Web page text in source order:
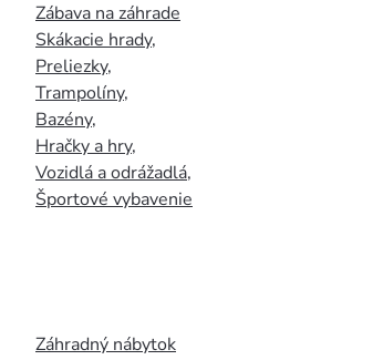
Zábava na záhrade
Skákacie hrady,
Preliezky,
Trampolíny,
Bazény,
Hračky a hry,
Vozidlá a odrážadlá,
Športové vybavenie
Záhradný nábytok